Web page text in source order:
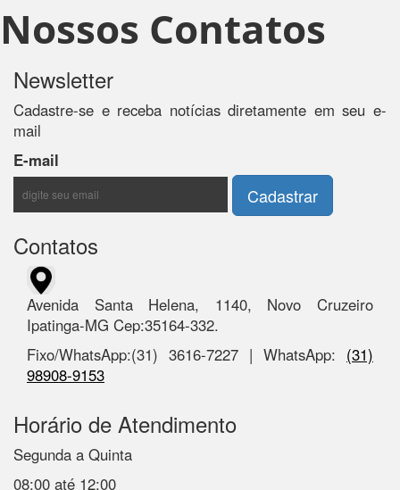
Nossos Contatos
Newsletter
Cadastre-se e receba notícias diretamente em seu e-
mail
E-mail
Contatos
Avenida Santa Helena, 1140, Novo Cruzeiro
Ipatinga-MG Cep:35164-332.
Fixo/WhatsApp:(31) 3616-7227 | WhatsApp: (31)
98908-9153
Horário de Atendimento
Segunda a Quinta
08:00 até 12:00